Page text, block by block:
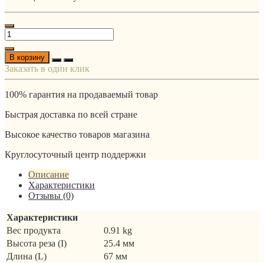
В корзину
Заказать в один клик
100% гарантия на продаваемый товар
Быстрая доставка по всей стране
Высокое качество товаров магазина
Круглосуточный центр поддержки
Описание
Характеристики
Отзывы (0)
Характеристики
Вес продукта
0.91 kg
Высота реза (I)
25.4 мм
Длина (L)
67 мм